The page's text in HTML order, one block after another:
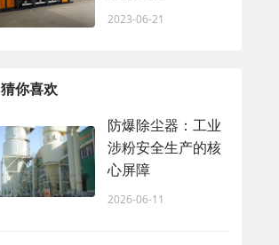
2023-06-21
猜你喜欢
防爆除尘器：工业
涉粉安全生产的核
心屏障
2026-06-11